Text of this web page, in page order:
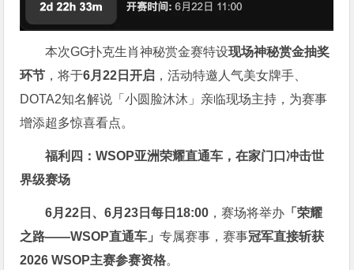
本次GG扑克生肖神秘赏金赛特设现场神秘赏金抽奖
环节 ，将于6月22日开启 ，活动特邀人气美女牌手、
DOTA2知名解说「小圆脸沐沐」亲临现场主持，为赛事
增添超多惊喜看点。
福利四：WSOP亚洲荣耀直通车，在家门口冲击世
界级赛场
6月22日、6月23日每日18:00 ，赛场将举办 「荣耀
之路——WSOP直通车」专属赛事，赛事冠军直接斩获
2026 WSOP主赛参赛资格。